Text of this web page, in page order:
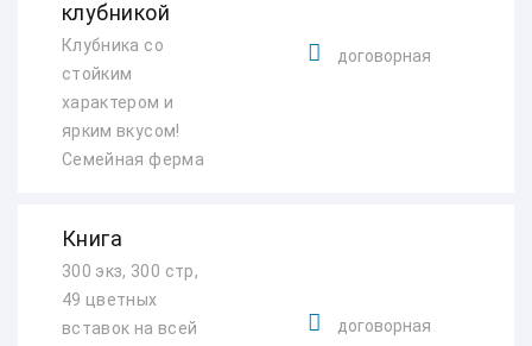
клубникой
Клубника со
стойким
характером и
ярким вкусом!
Семейная ферма
договорная
Книга
300 экз, 300 стр,
49 цветных
вставок на всей
договорная